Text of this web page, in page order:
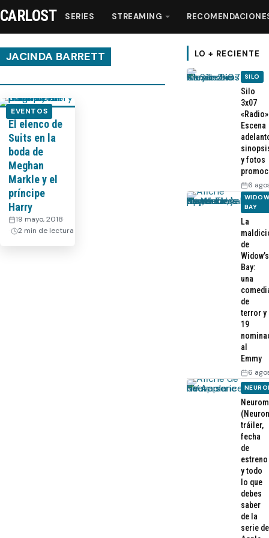
Streaming
Recomendaciones
Videos
Webisodios
CARLOST SERIES STREAMING
JACINDA BARRETT
EVENTOS
El elenco de
Suits en la
boda de
Meghan
Markle y el
príncipe
Harry
19 mayo, 2018
2 min de lectura
LO + RECIENTE
SILO
Silo
3x07
Escena
y fotos
6
BAY
La
de
Widow’s
Bay:
una
de
terror y
19
al
Emmy
6
tráiler,
fecha
de
estreno
y todo
lo que
debes
saber
de la
serie de